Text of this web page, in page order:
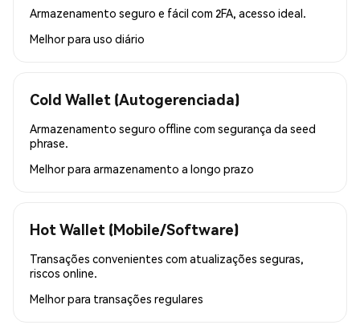
Armazenamento seguro e fácil com 2FA, acesso ideal.
Melhor para uso diário
Cold Wallet (Autogerenciada)
Armazenamento seguro offline com segurança da seed
phrase.
Melhor para armazenamento a longo prazo
Hot Wallet (Mobile/Software)
Transações convenientes com atualizações seguras,
riscos online.
Melhor para transações regulares